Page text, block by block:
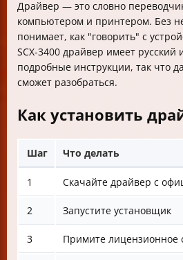
Драйвер — это словно
компьютером и принтером. Без
понимает, как "говорить" с
SCX-3400 драйвер имеет русский
подробные инструкции, так что
сможет разобраться.
Как установить
Шаг Что делать
1 Скачайте драйвер с
2 Запустите установщик
3 Примите лицензионное